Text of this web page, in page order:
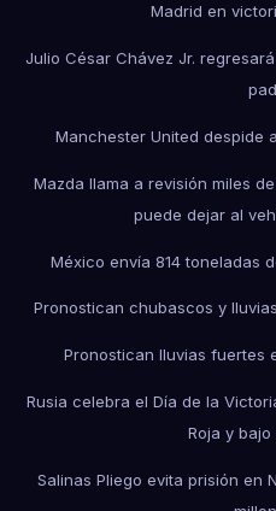
Madrid en
Julio César Chávez Jr.
Manchester United despide
Mazda llama a revisión miles
puede dejar al
México envía 814 toneladas
Pronostican chubascos y
Pronostican lluvias fuertes
Rusia celebra el Día de la
Roja y
Salinas Pliego evita prisión en